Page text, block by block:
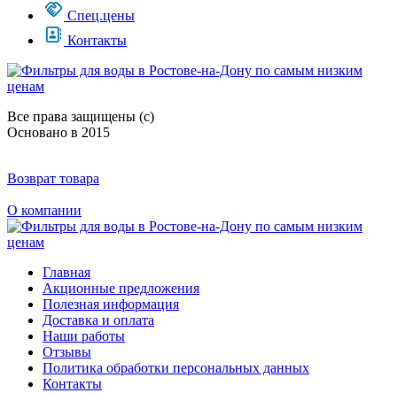
Спец.цены
Контакты
Все права защищены (с)
Основано в 2015
Возврат товара
О компании
Главная
Акционные предложения
Полезная информация
Доставка и оплата
Наши работы
Отзывы
Политика обработки персональных данных
Контакты